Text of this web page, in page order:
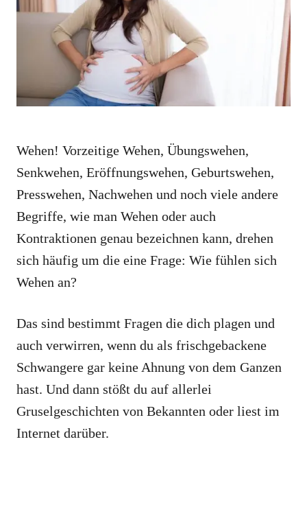
i
Wehen! Vorzeitige Wehen, Übungswehen,
Senkwehen, Eröffnungswehen, Geburtswehen,
Presswehen, Nachwehen und noch viele andere
Begriffe, wie man Wehen oder auch
Kontraktionen genau bezeichnen kann, drehen
sich häufig um die eine Frage: Wie fühlen sich
Wehen an?
Das sind bestimmt Fragen die dich plagen und
auch verwirren, wenn du als frischgebackene
Schwangere gar keine Ahnung von dem Ganzen
hast. Und dann stößt du auf allerlei
Gruselgeschichten von Bekannten oder liest im
Internet darüber.